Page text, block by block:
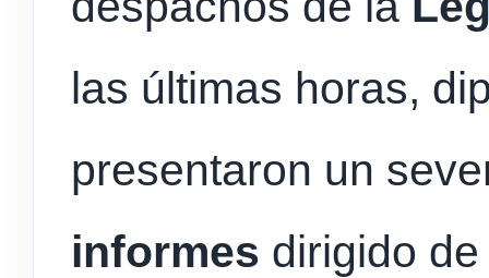
las últimas horas,
presentaron un
informes dirigido